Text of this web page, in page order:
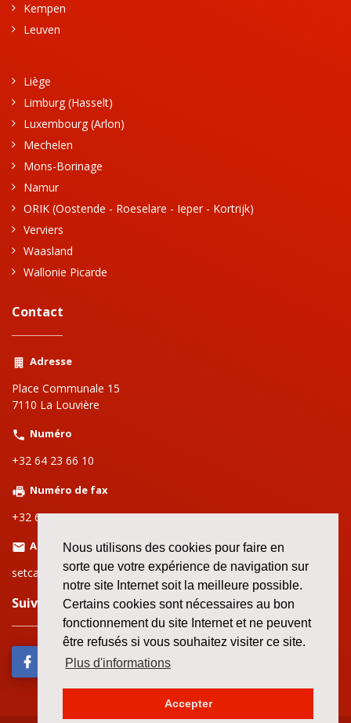
Nous utilisons des cookies pour faire en
sorte que votre expérience de navigation sur
notre site Internet soit la meilleure possible.
Certains cookies sont nécessaires au bon
fonctionnement du site Internet et ne peuvent
être refusés si vous souhaitez visiter ce site.
Plus d'informations
Accepter
Kempen
Leuven
Liège
Limburg (Hasselt)
Luxembourg (Arlon)
Mechelen
Mons-Borinage
Namur
ORIK (Oostende - Roeselare - Ieper - Kortrijk)
Verviers
Waasland
Wallonie Picarde
Contact
Adresse
Place Communale 15
7110 La Louvière
Numéro
+32 64 23 66 10
Numéro de fax
+32 64 28 06 26
Adresse email
setcalalouviere@setca-fgtb.be
Suivez nous sur le web!